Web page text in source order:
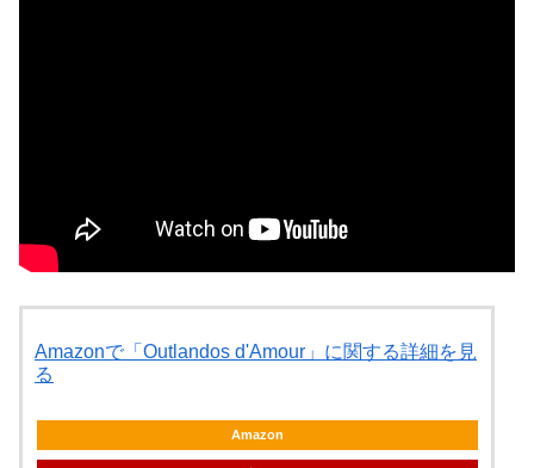
Amazonで「Outlandos d'Amour」に関する詳細を見
る
Amazon